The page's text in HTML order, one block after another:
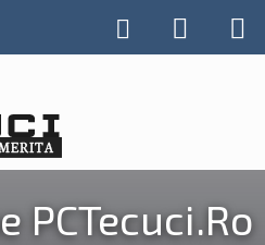
PCTecuci.Ro